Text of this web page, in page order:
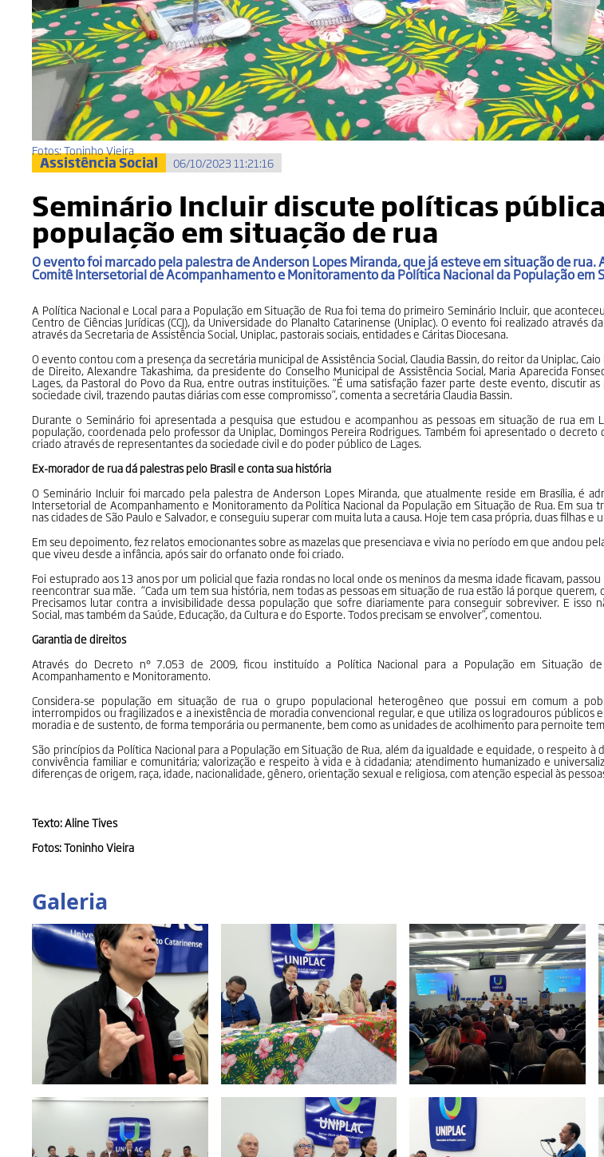
Fotos: Toninho Vieira
Assistência Social 06/10/2023 11:21:16
Seminário Incluir discute políticas
população em situação de rua
O evento foi marcado pela palestra de Anderson Lopes Miranda, que já esteve em situação de
Comitê Intersetorial de Acompanhamento e Monitoramento da Política Nacional da População em
A Política Nacional e Local para a População em Situação de Rua foi tema do primeiro Seminário Incluir, que
Centro de Ciências Jurídicas (CCJ), da Universidade do Planalto Catarinense (Uniplac). O evento foi realizado através
através da Secretaria de Assistência Social, Uniplac, pastorais sociais, entidades e Cáritas Diocesana.
O evento contou com a presença da secretária municipal de Assistência Social, Claudia Bassin, do reitor da Uniplac,
de Direito, Alexandre Takashima, da presidente do Conselho Municipal de Assistência Social, Maria Aparecida
Lages, da Pastoral do Povo da Rua, entre outras instituições. “É uma satisfação fazer parte deste evento, discutir
sociedade civil, trazendo pautas diárias com esse compromisso”, comenta a secretária Claudia Bassin.
Durante o Seminário foi apresentada a pesquisa que estudou e acompanhou as pessoas em situação de rua em
população, coordenada pelo professor da Uniplac, Domingos Pereira Rodrigues. Também foi apresentado o decreto
criado através de representantes da sociedade civil e do poder público de Lages.
Ex-morador de rua dá palestras pelo Brasil e conta sua história
O Seminário Incluir foi marcado pela palestra de Anderson Lopes Miranda, que atualmente reside em Brasília, é
Intersetorial de Acompanhamento e Monitoramento da Política Nacional da População em Situação de Rua. Em sua
nas cidades de São Paulo e Salvador, e conseguiu superar com muita luta a causa. Hoje tem casa própria, duas filhas e
Em seu depoimento, fez relatos emocionantes sobre as mazelas que presenciava e vivia no período em que andou
que viveu desde a infância, após sair do orfanato onde foi criado.
Foi estuprado aos 13 anos por um policial que fazia rondas no local onde os meninos da mesma idade ficavam,
reencontrar sua mãe. “Cada um tem sua história, nem todas as pessoas em situação de rua estão lá porque querem,
Precisamos lutar contra a invisibilidade dessa população que sofre diariamente para conseguir sobreviver. E isso
Social, mas também da Saúde, Educação, da Cultura e do Esporte. Todos precisam se envolver”, comentou.
Garantia de direitos
Através do Decreto n° 7.053 de 2009, ficou instituído a Política Nacional para a População em Situação
Acompanhamento e Monitoramento.
Considera-se população em situação de rua o grupo populacional heterogêneo que possui em comum a
interrompidos ou fragilizados e a inexistência de moradia convencional regular, e que utiliza os logradouros públicos
moradia e de sustento, de forma temporária ou permanente, bem como as unidades de acolhimento para pernoite
São princípios da Política Nacional para a População em Situação de Rua, além da igualdade e equidade, o respeito à
convivência familiar e comunitária; valorização e respeito à vida e à cidadania; atendimento humanizado e
diferenças de origem, raça, idade, nacionalidade, gênero, orientação sexual e religiosa, com atenção especial às
Texto: Aline Tives
Fotos: Toninho Vieira
Galeria